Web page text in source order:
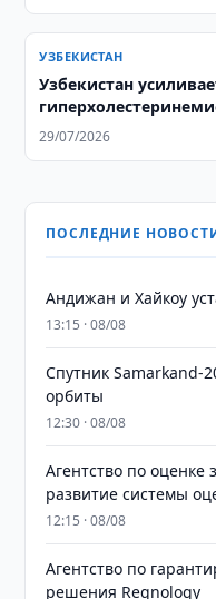
УЗБЕКИСТАН
Узбекистан
29/07/2026
ПОСЛЕДНИЕ
Андижан и Хайкоу
13:15 · 08/08
Спутник Samarkand-
орбиты
12:30 · 08/08
Агентство по
развитие системы
12:15 · 08/08
Агентство по
решения Regnology